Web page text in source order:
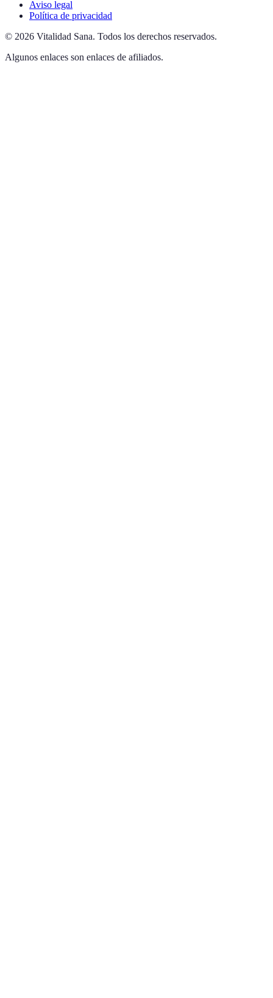
Aviso legal
Política de privacidad
© 2026 Vitalidad Sana. Todos los derechos reservados.
Algunos enlaces son enlaces de afiliados.